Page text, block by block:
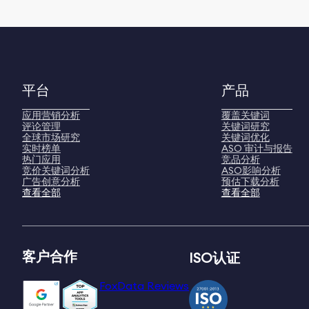
平台
应用营销分析
评论管理
全球市场研究
实时榜单
热门应用
竞价关键词分析
广告创意分析
查看全部
产品
覆盖关键词
关键词研究
关键词优化
ASO 审计与报告
竞品分析
ASO影响分析
预估下载分析
查看全部
客户合作
FoxData Reviews
ISO认证